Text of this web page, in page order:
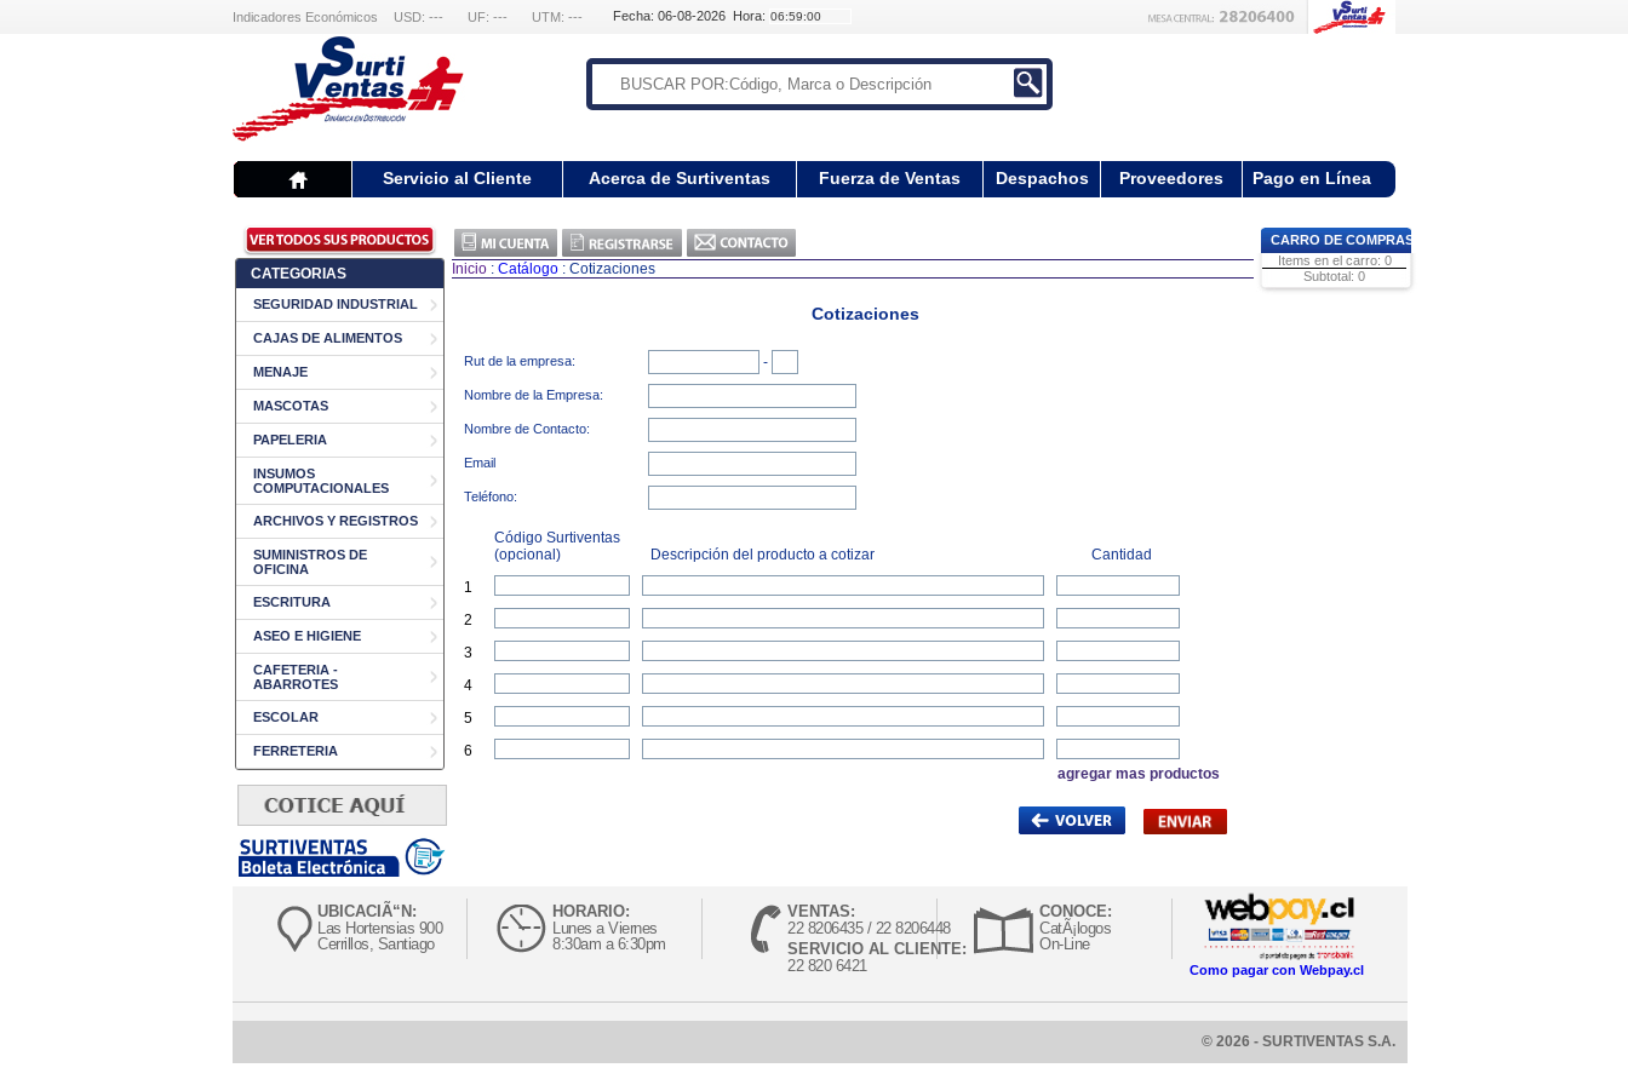
Indicadores Económicos USD: --- UF: --- UTM: --- Fecha: 06-08-2026 Hora:
Servicio al Cliente Acerca de Surtiventas Fuerza de Ventas Despachos Proveedores Pago en Línea
CATEGORIAS
SEGURIDAD INDUSTRIAL
CAJAS DE ALIMENTOS
MENAJE
MASCOTAS
PAPELERIA
INSUMOS
COMPUTACIONALES
ARCHIVOS Y REGISTROS
SUMINISTROS DE
OFICINA
ESCRITURA
ASEO E HIGIENE
CAFETERIA -
ABARROTES
ESCOLAR
FERRETERIA
Inicio : Catálogo : Cotizaciones
Cotizaciones
Rut de la empresa: -
Nombre de la Empresa:
Nombre de Contacto:
Email
Teléfono:
Código Surtiventas
(opcional)
Descripción del producto a cotizar
Cantidad
1
2
3
4
5
6
agregar mas productos
CARRO DE COMPRAS
Items en el carro: 0
Subtotal: 0
UBICACIÃ“N:
Las Hortensias 900
Cerrillos, Santiago
HORARIO:
Lunes a Viernes
8:30am a 6:30pm
VENTAS:
22 8206435 / 22 8206448
SERVICIO AL CLIENTE:
22 820 6421
CONOCE:
CatÃ¡logos
On-Line
Como pagar con Webpay.cl
© 2026 - SURTIVENTAS S.A.